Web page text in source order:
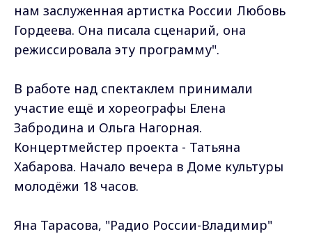
нам заслуженная артистка России Любовь
Гордеева. Она писала сценарий, она
режиссировала эту программу".
В работе над спектаклем принимали
участие ещё и хореографы Елена
Забродина и Ольга Нагорная.
Концертмейстер проекта - Татьяна
Хабарова. Начало вечера в Доме культуры
молодёжи 18 часов.
Яна Тарасова, "Радио России-Владимир"